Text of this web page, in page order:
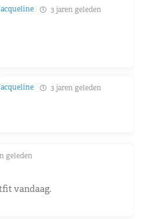
3 jaren geleden
3 jaren geleden
geleden
vandaag.